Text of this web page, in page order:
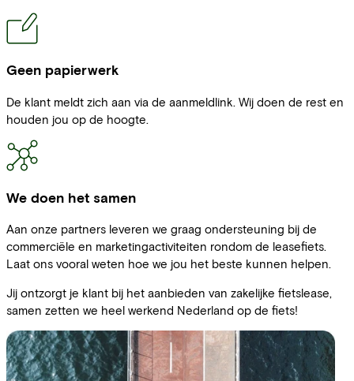
Geen papierwerk
De klant meldt zich aan via de aanmeldlink. Wij doen de rest en
houden jou op de hoogte.
We doen het samen
Aan onze partners leveren we graag ondersteuning bij de
commerciële en marketingactiviteiten rondom de leasefiets.
Laat ons vooral weten hoe we jou het beste kunnen helpen.
Jij ontzorgt je klant bij het aanbieden van zakelijke fietslease,
samen zetten we heel werkend Nederland op de fiets!